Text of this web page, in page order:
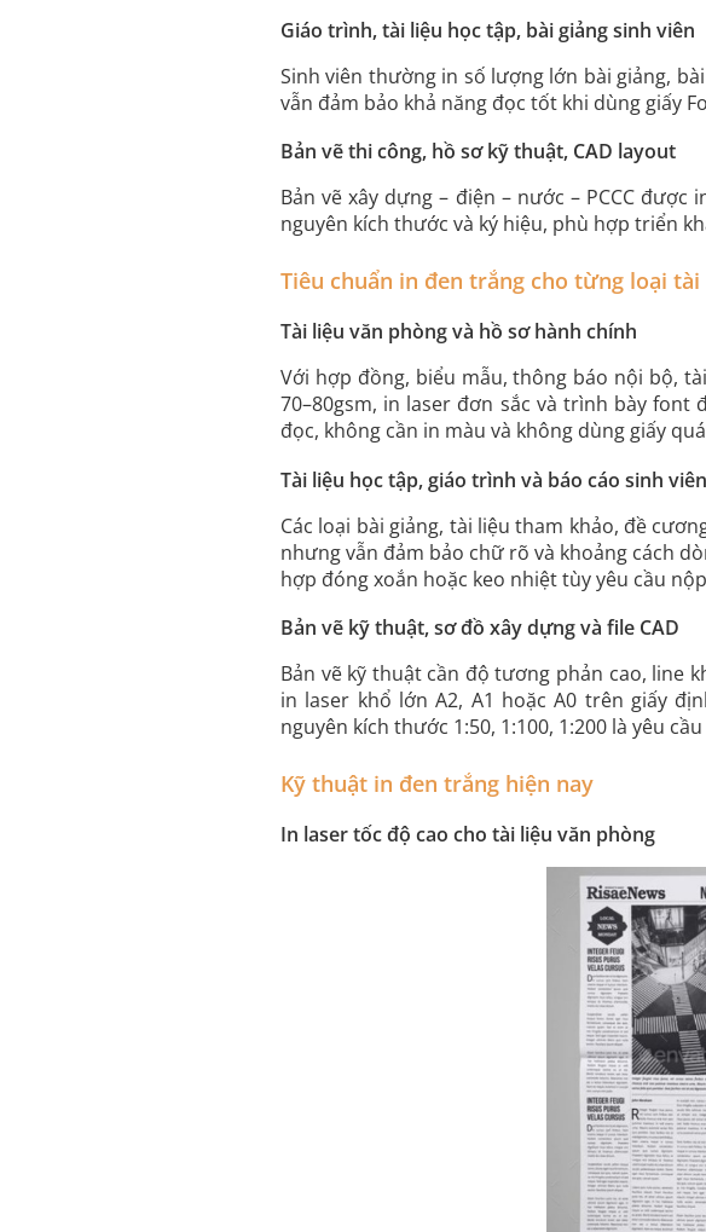
Giáo trình, tài liệu học tập, bài giảng sinh viên
Sinh viên thường in số lượng lớn bài giảng,
vẫn đảm bảo khả năng đọc tốt khi dùng giấy
Bản vẽ thi công, hồ sơ kỹ thuật, CAD layout
Bản vẽ xây dựng – điện – nước – PCCC
nguyên kích thước và ký hiệu, phù hợp triển
Tiêu chuẩn in đen trắng cho từng loại tài
Tài liệu văn phòng và hồ sơ hành chính
Với hợp đồng, biểu mẫu, thông báo nội bộ,
70–80gsm, in laser đơn sắc và trình bày
đọc, không cần in màu và không dùng giấy
Tài liệu học tập, giáo trình và báo cáo sinh viên
Các loại bài giảng, tài liệu tham khảo, đề
nhưng vẫn đảm bảo chữ rõ và khoảng cách
hợp đóng xoắn hoặc keo nhiệt tùy yêu cầu
Bản vẽ kỹ thuật, sơ đồ xây dựng và file CAD
Bản vẽ kỹ thuật cần độ tương phản cao, line
in laser khổ lớn A2, A1 hoặc A0 trên giấy
nguyên kích thước 1:50, 1:100, 1:200 là yêu
Kỹ thuật in đen trắng hiện nay
In laser tốc độ cao cho tài liệu văn phòng